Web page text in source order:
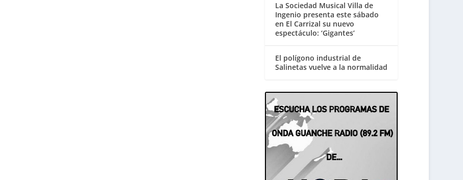
La Sociedad Musical Villa de
Ingenio presenta este sábado
en El Carrizal su nuevo
espectáculo: ‘Gigantes’
El polígono industrial de
Salinetas vuelve a la normalidad